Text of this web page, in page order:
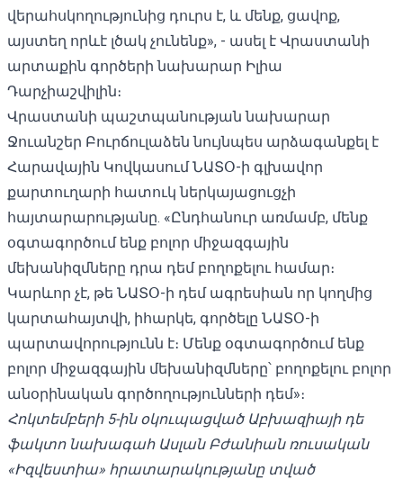
վերահսկողությունից դուրս է, և մենք, ցավոք,
այստեղ որևէ լծակ չունենք», - ասել է Վրաստանի
արտաքին գործերի նախարար Իլիա
Դարչիաշվիլին։
Վրաստանի պաշտպանության նախարար
Ջուանշեր Բուրճուլաձեն նույնպես արձագանքել է
Հարավային Կովկասում ՆԱՏՕ-ի գլխավոր
քարտուղարի հատուկ ներկայացուցչի
հայտարարությանը. «Ընդհանուր առմամբ, մենք
օգտագործում ենք բոլոր միջազգային
մեխանիզմները դրա դեմ բողոքելու համար։
Կարևոր չէ, թե ՆԱՏՕ-ի դեմ ագրեսիան որ կողմից
կարտահայտվի, իհարկե, գործելը ՆԱՏՕ-ի
պարտավորությունն է։ Մենք օգտագործում ենք
բոլոր միջազգային մեխանիզմները՝ բողոքելու բոլոր
անօրինական գործողությունների դեմ»։
Հոկտեմբերի 5-ին օկուպացված Աբխազիայի դե
ֆակտո նախագահ Ասլան Բժանիան ռուսական
«Իզվեստիա» հրատարակությանը տված